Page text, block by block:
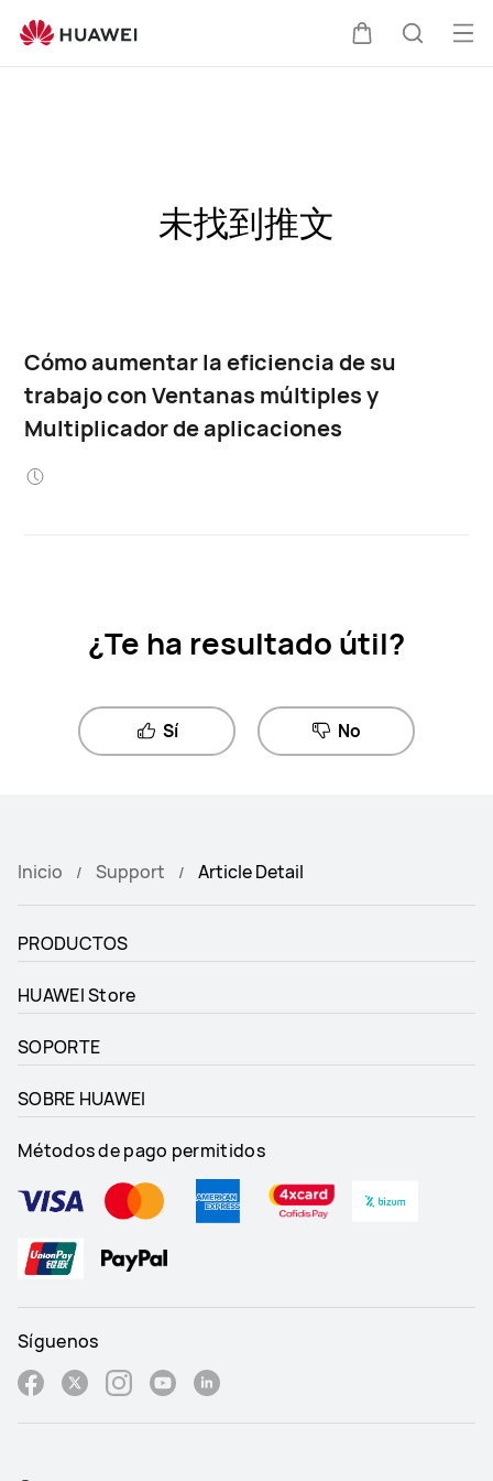
未找到推文
Cómo aumentar la eficiencia de su
trabajo con Ventanas múltiples y
Multiplicador de aplicaciones
¿Te ha resultado útil?
Sí No
Inicio Support Article Detail
PRODUCTOS
HUAWEI Store
SOPORTE
SOBRE HUAWEI
Métodos de pago permitidos
Síguenos